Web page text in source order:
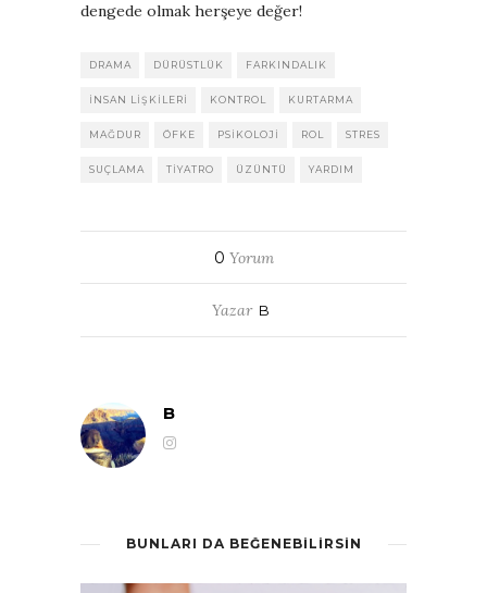
dengede olmak herşeye değer!
DRAMA DÜRÜSTLÜK FARKINDALIK
INSAN LIŞKILERI KONTROL KURTARMA
MAĞDUR ÖFKE PSIKOLOJI ROL STRES
SUÇLAMA TIYATRO ÜZÜNTÜ YARDIM
0 Yorum
Yazar B
B
BUNLARI DA BEĞENEBILIRSIN